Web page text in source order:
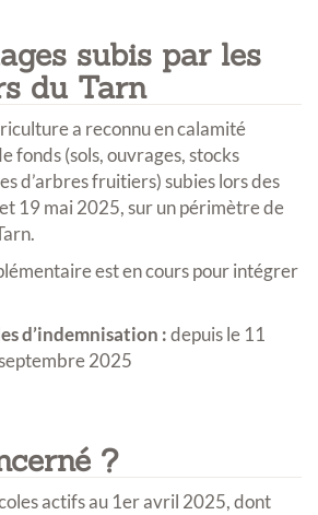
subis par les
du Tarn
a reconnu en calamité
fonds (sols, ouvrages, stocks
d’arbres fruitiers) subies lors des
19 mai 2025, sur un périmètre de
est en cours pour intégrer
d’indemnisation :depuis le 11
2025
?
actifs au 1er avril 2025, dont